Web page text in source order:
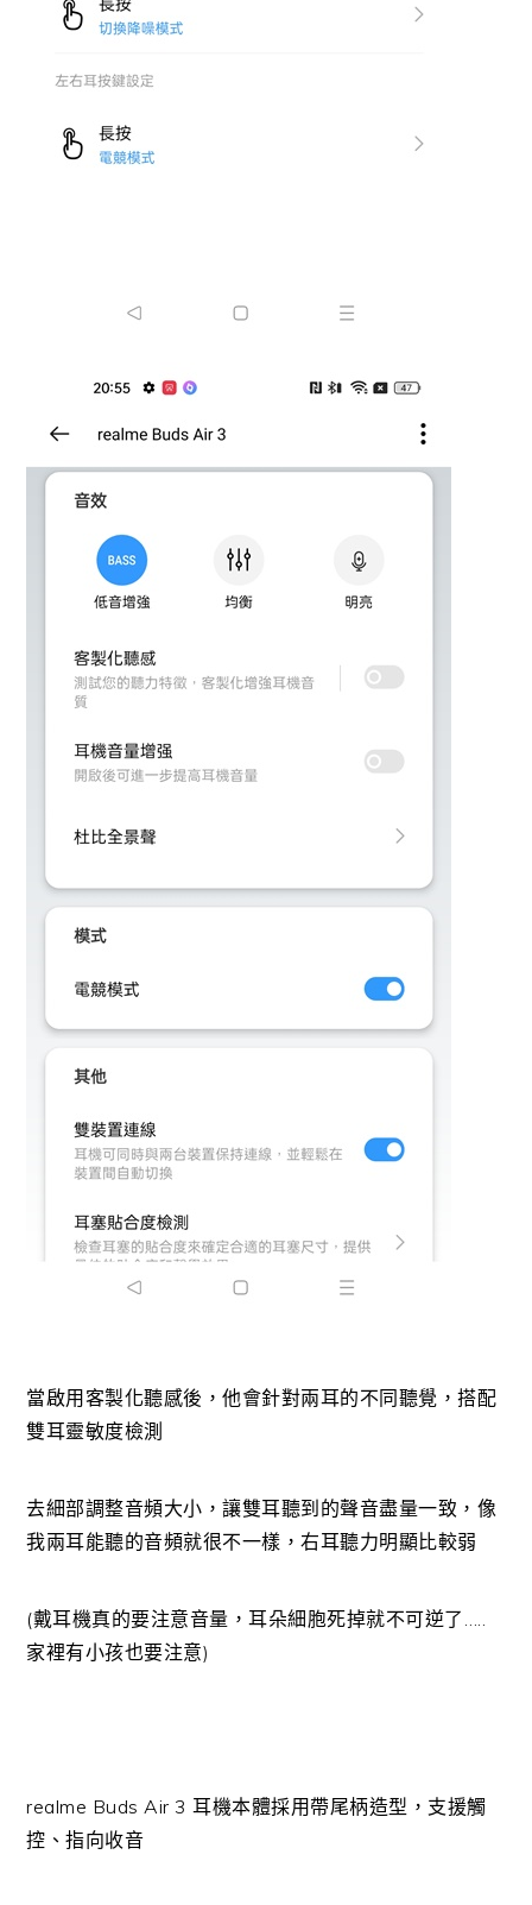
當啟用客製化聽感後，他會針對兩耳的不同聽覺，搭配
雙耳靈敏度檢測
去細部調整音頻大小，讓雙耳聽到的聲音盡量一致，像
我兩耳能聽的音頻就很不一樣，右耳聽力明顯比較弱
(戴耳機真的要注意音量，耳朵細胞死掉就不可逆了…..
家裡有小孩也要注意)
realme Buds Air 3 耳機本體採用帶尾柄造型，支援觸
控、指向收音